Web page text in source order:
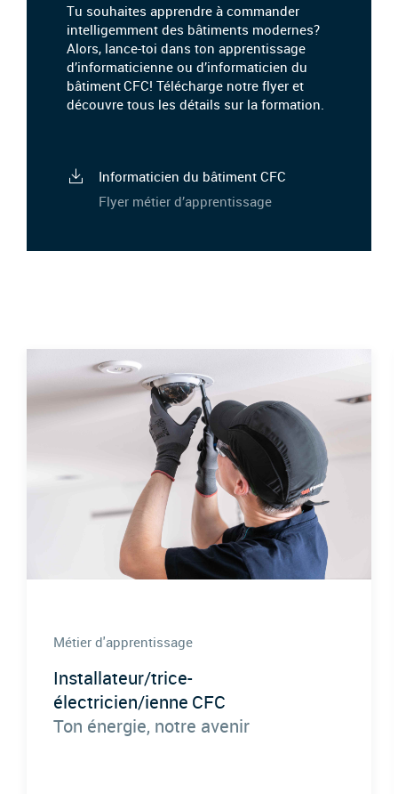
Tu souhaites apprendre à commander
intelligemment des bâtiments modernes?
Alors, lance-toi dans ton apprentissage
d’informaticienne ou d’informaticien du
bâtiment CFC! Télécharge notre flyer et
découvre tous les détails sur la formation.
Informaticien du bâtiment CFC
Flyer métier d’apprentissage
Métier d'apprentissage
Installateur/trice-
électricien/ienne CFC
Ton énergie, notre avenir